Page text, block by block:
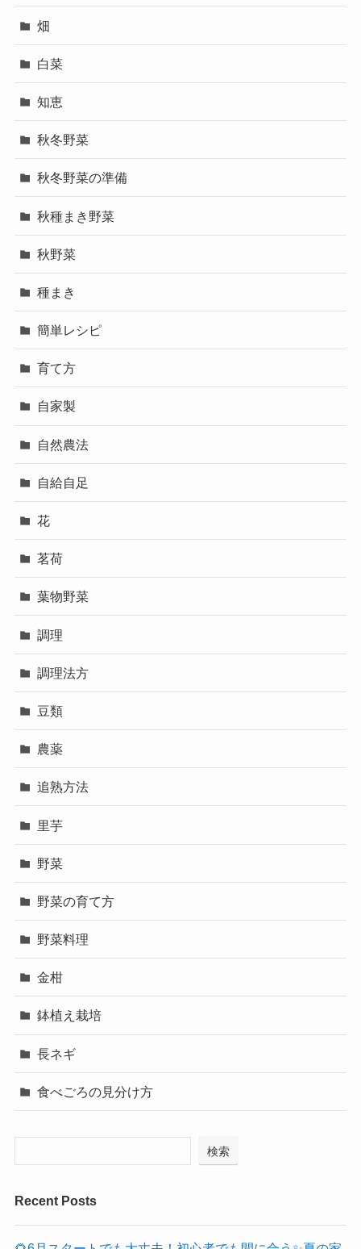
畑
白菜
知恵
秋冬野菜
秋冬野菜の準備
秋種まき野菜
秋野菜
種まき
簡単レシピ
育て方
自家製
自然農法
自給自足
花
茗荷
葉物野菜
調理
調理法方
豆類
農薬
追熟方法
里芋
野菜
野菜の育て方
野菜料理
金柑
鉢植え栽培
長ネギ
食べごろの見分け方
検索
Recent Posts